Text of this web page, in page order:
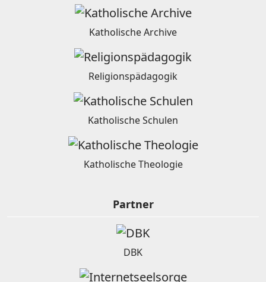
Katholische Archive
Religionspädagogik
Katholische Schulen
Katholische Theologie
Partner
DBK